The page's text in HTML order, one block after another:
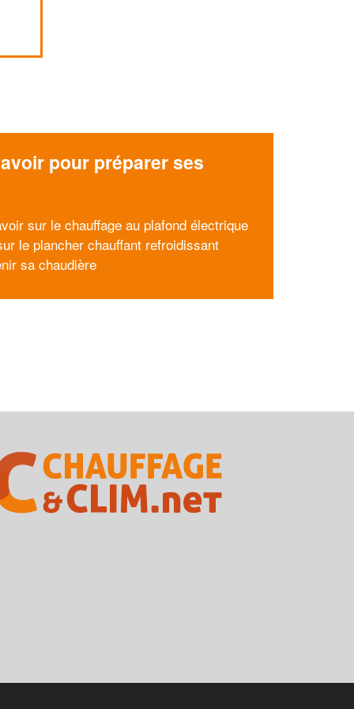
pour préparer ses
sur le chauffage au plafond électrique
le plancher chauffant refroidissant
sa chaudière